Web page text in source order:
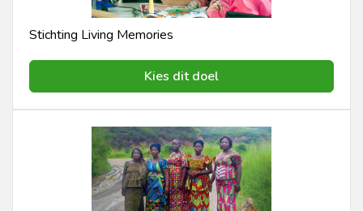
Stichting Living Memories
Kies dit doel